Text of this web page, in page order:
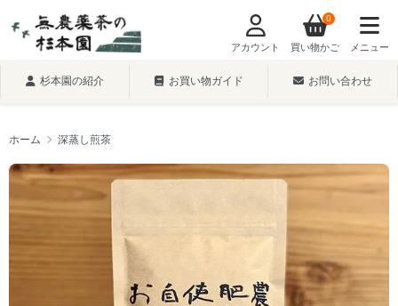
アカウント 買い物かご
0
メニュー
杉本園の紹介 お買い物ガイド お問い合わせ
ホーム 深蒸し煎茶